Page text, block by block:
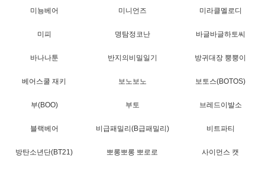
미뇽베어 미니언즈 미라클멜로디
미피 명탐정코난 바글바글하토씨
바나나툰 반지의비밀일기 방귀대장 뿡뿡이
베어스쿨 재키 보노보노 보토스(BOTOS)
부(BOO) 부토 브레드이발소
블랙베어 비급패밀리(B급패밀리) 비트파티
방탄소년단(BT21) 뽀롱뽀롱 뽀로로 사이먼스 캣